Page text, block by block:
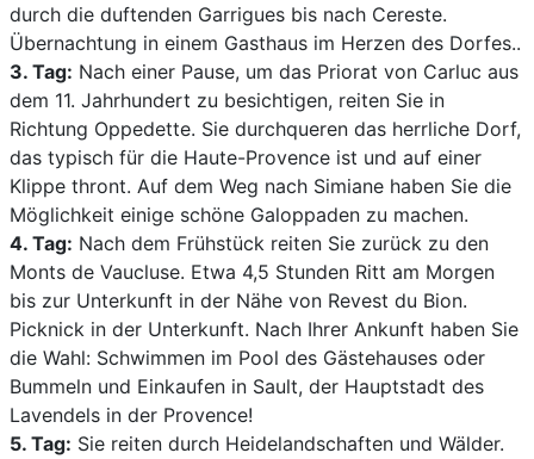
durch die duftenden Garrigues bis nach Cereste.
Übernachtung in einem Gasthaus im Herzen des Dorfes..
3. Tag: Nach einer Pause, um das Priorat von Carluc aus
dem 11. Jahrhundert zu besichtigen, reiten Sie in
Richtung Oppedette. Sie durchqueren das herrliche Dorf,
das typisch für die Haute-Provence ist und auf einer
Klippe thront. Auf dem Weg nach Simiane haben Sie die
Möglichkeit einige schöne Galoppaden zu machen.
4. Tag: Nach dem Frühstück reiten Sie zurück zu den
Monts de Vaucluse. Etwa 4,5 Stunden Ritt am Morgen
bis zur Unterkunft in der Nähe von Revest du Bion.
Picknick in der Unterkunft. Nach Ihrer Ankunft haben Sie
die Wahl: Schwimmen im Pool des Gästehauses oder
Bummeln und Einkaufen in Sault, der Hauptstadt des
Lavendels in der Provence!
5. Tag: Sie reiten durch Heidelandschaften und Wälder.